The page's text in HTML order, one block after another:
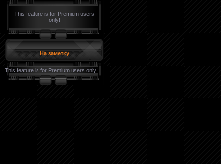
This feature is for Premium users
only!
На заметку
This feature is for Premium users only!